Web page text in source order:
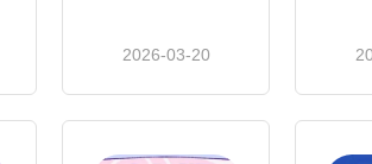
2026-03-20